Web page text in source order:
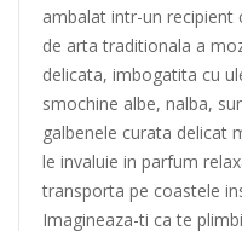
ambalat intr-un recipient
de arta traditionala a
delicata, imbogatita cu
smochine albe, nalba,
galbenele curata delicat
le invaluie in parfum
transporta pe coastele
Imagineaza-ti ca te